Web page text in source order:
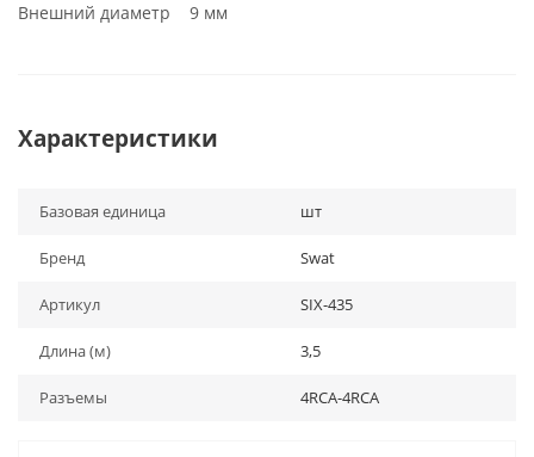
Внешний диаметр 9 мм
Характеристики
Базовая единица шт
Бренд Swat
Артикул SIX-435
Длина (м) 3,5
Разъемы 4RCA-4RCA